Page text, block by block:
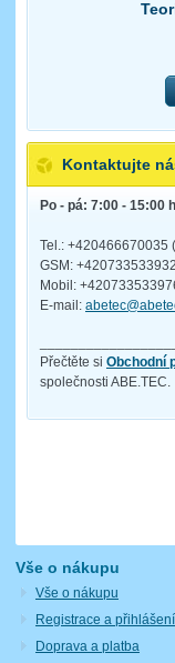
Kontaktujte
Po - pá: 7:00 - 15:00
Tel.: +420466670035
GSM:
Mobil:
E-mail:
Přečtěte si Obchodní
společnosti ABE.TEC.
Vše o nákupu
Vše o nákupu
Registrace a přihlášení
Doprava a platba